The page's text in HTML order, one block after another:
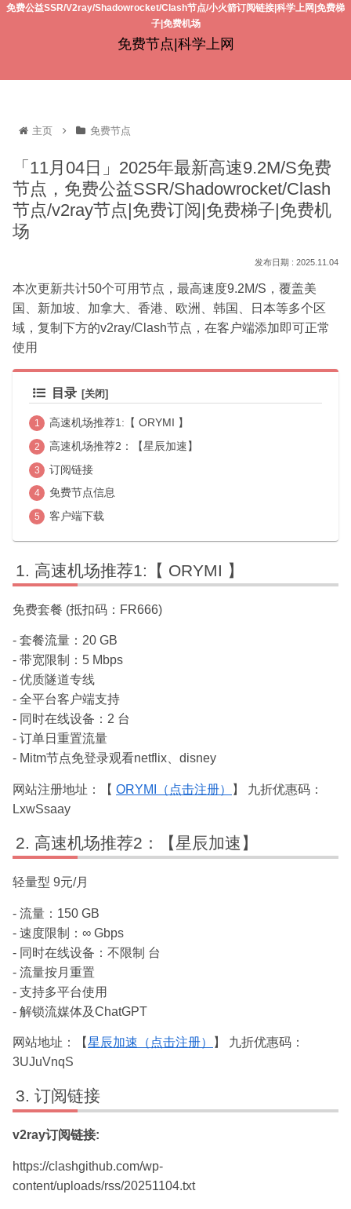
免费公益SSR/V2ray/Shadowrocket/Clash节点/小火箭订阅链接|科学上网|免费梯
子|免费机场
免费节点|科学上网
主页 免费节点
「11月04日」2025年最新高速9.2M/S免费
节点，免费公益SSR/Shadowrocket/Clash
节点/v2ray节点|免费订阅|免费梯子|免费机
场
2025.11.04
本次更新共计50个可用节点，最高速度9.2M/S，覆盖美
国、新加坡、加拿大、香港、欧洲、韩国、日本等多个区
域，复制下方的v2ray/Clash节点，在客户端添加即可正常
使用
目录
高速机场推荐1:【 ORYMI 】
高速机场推荐2：【星辰加速】
订阅链接
免费节点信息
客户端下载
高速机场推荐1:【 ORYMI 】
免费套餐 (抵扣码：FR666)
- 套餐流量：20 GB
- 带宽限制：5 Mbps
- 优质隧道专线
- 全平台客户端支持
- 同时在线设备：2 台
- 订单日重置流量
- Mitm节点免登录观看netflix、disney
网站注册地址：【 ORYMI（点击注册）
】 九折优惠码：
LxwSsaay
高速机场推荐2：【星辰加速】
轻量型 9元/月
- 流量：150 GB
- 速度限制：∞ Gbps
- 同时在线设备：不限制 台
- 流量按月重置
- 支持多平台使用
- 解锁流媒体及ChatGPT
网站地址：【星辰加速（点击注册）
】 九折优惠码：
3UJuVnqS
订阅链接
v2ray订阅链接:
https://clashgithub.com/wp-
content/uploads/rss/20251104.txt